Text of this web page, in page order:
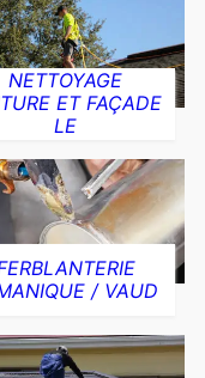
NETTOYAGE
ET FAÇADE
LE
/ VAUD